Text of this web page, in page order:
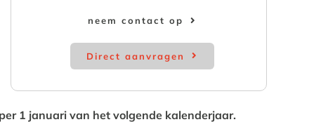
neem contact op
Direct aanvragen
1 januari van het volgende kalenderjaar.